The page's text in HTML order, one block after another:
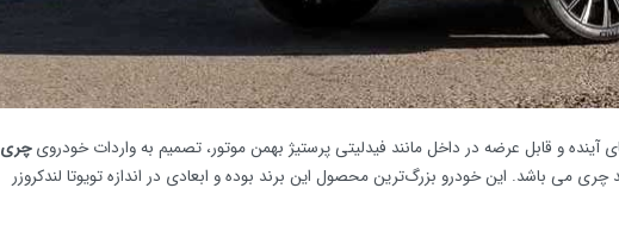
آینده و قابل عرضه در داخل مانند فیدلیتی پرستیژ بهمن موتور، تصمیم به واردات خودرویچری
می باشد. این خودرو بزرگ‌ترین محصول این برند بوده و ابعادی در اندازه تویوتا لندکروزر